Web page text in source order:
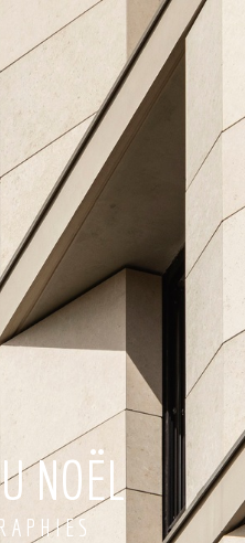
NOËL
A P H I E S